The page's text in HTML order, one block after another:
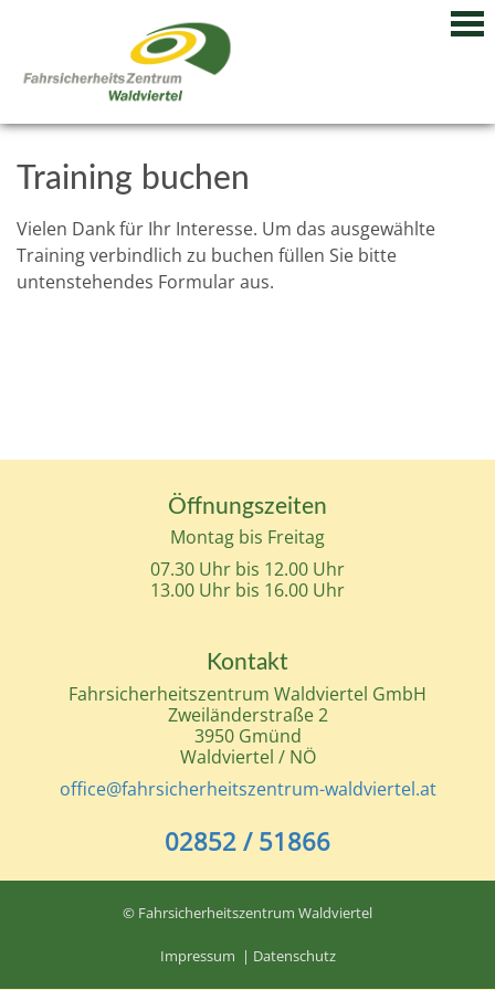
Training buchen
Vielen Dank für Ihr Interesse. Um das ausgewählte
Training verbindlich zu buchen füllen Sie bitte
untenstehendes Formular aus.
Öffnungszeiten
Montag bis Freitag
07.30 Uhr bis 12.00 Uhr
13.00 Uhr bis 16.00 Uhr
Kontakt
Fahrsicherheitszentrum Waldviertel GmbH
Zweiländerstraße 2
3950 Gmünd
Waldviertel / NÖ
office@fahrsicherheitszentrum-waldviertel.at
02852 / 51866
© Fahrsicherheitszentrum Waldviertel
Impressum | Datenschutz